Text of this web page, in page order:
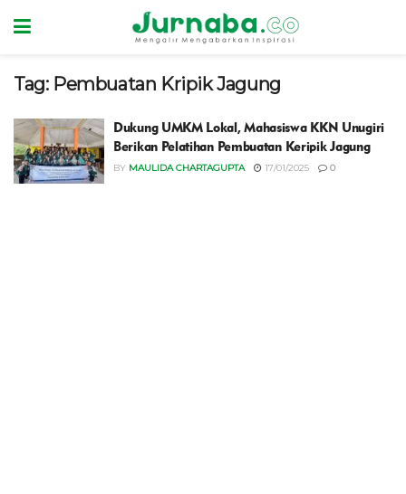
Tag: Pembuatan Kripik Jagung
Dukung UMKM Lokal, Mahasiswa KKN Unugiri
Berikan Pelatihan Pembuatan Keripik Jagung
BY MAULIDA CHARTAGUPTA 17/01/2025 0